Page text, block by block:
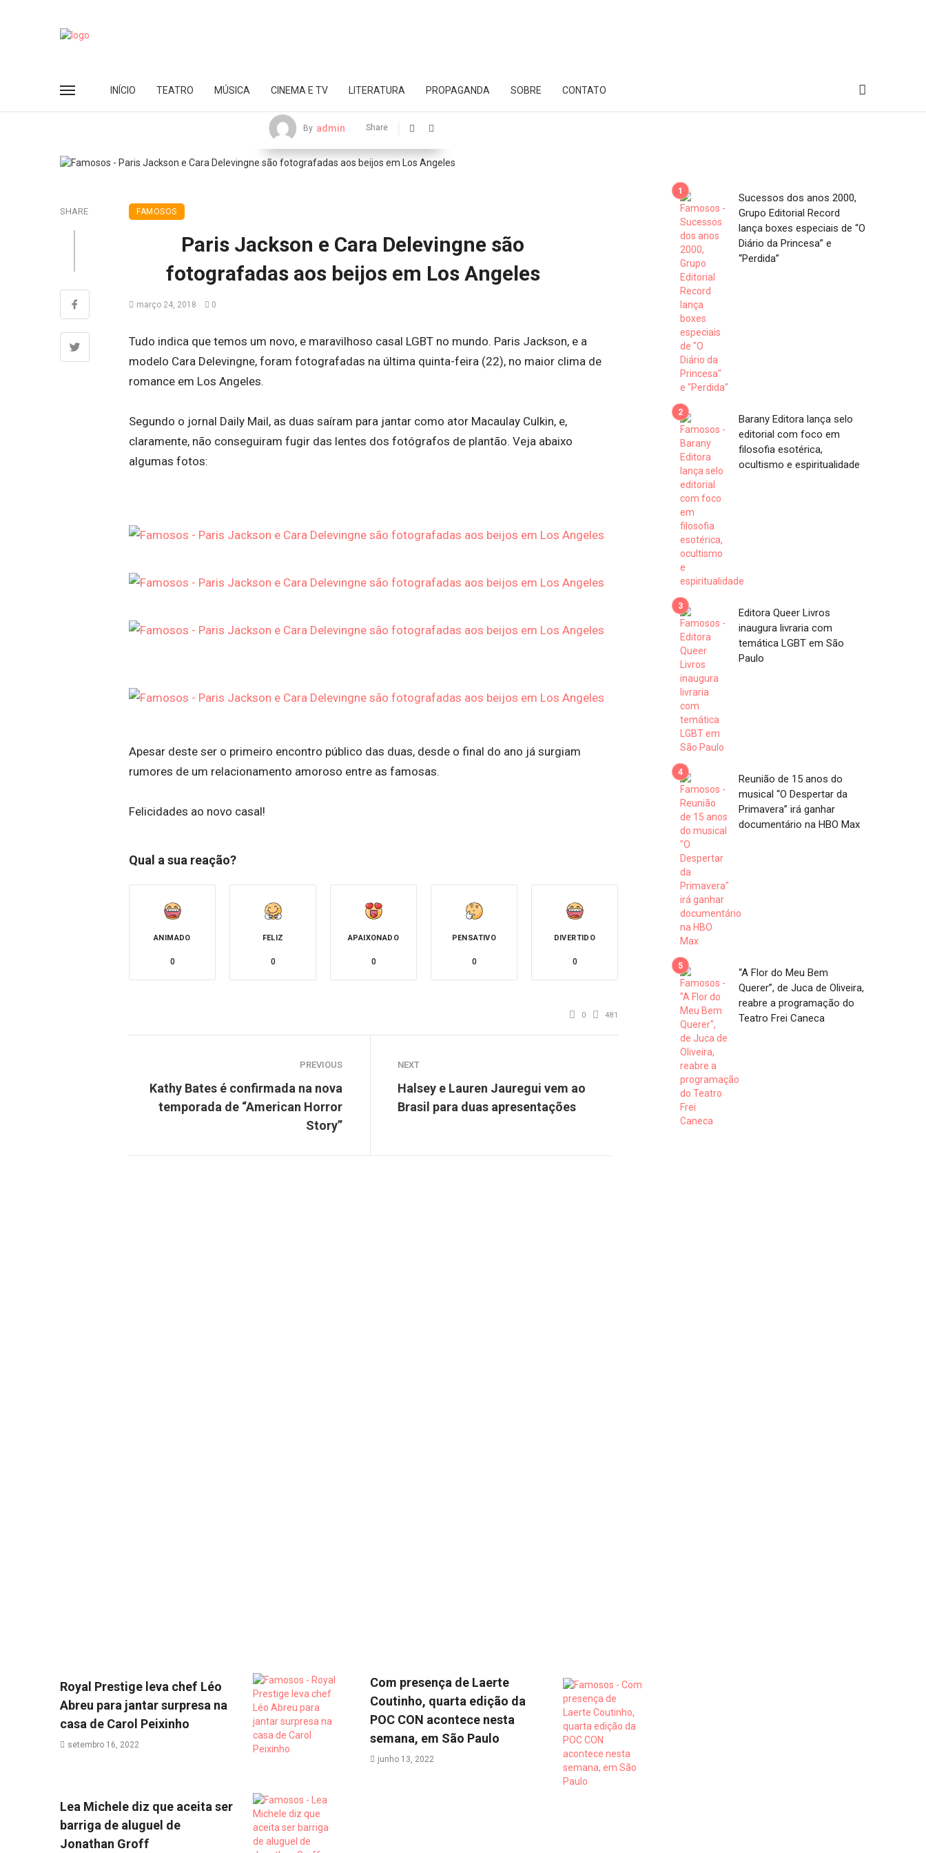
INÍCIO TEATRO MÚSICA CINEMA E TV LITERATURA PROPAGANDA SOBRE CONTATO
By admin Share
SHARE FAMOSOS
Paris Jackson e Cara Delevingne são
fotografadas aos beijos em Los Angeles
março 24, 2018 0
Tudo indica que temos um novo, e maravilhoso casal LGBT no mundo. Paris Jackson, e a
modelo Cara Delevingne, foram fotografadas na última quinta-feira (22), no maior clima de
romance em Los Angeles.
Segundo o jornal Daily Mail, as duas saíram para jantar como ator Macaulay Culkin, e,
claramente, não conseguiram fugir das lentes dos fotógrafos de plantão. Veja abaixo
algumas fotos:
Apesar deste ser o primeiro encontro público das duas, desde o final do ano já surgiam
rumores de um relacionamento amoroso entre as famosas.
Felicidades ao novo casal!
Qual a sua reação?
ANIMADO
0
FELIZ
0
APAIXONADO
0
PENSATIVO
0
DIVERTIDO
0
0 481
PREVIOUS
Kathy Bates é confirmada na nova
temporada de “American Horror
Story”
NEXT
Halsey e Lauren Jauregui vem ao
Brasil para duas apresentações
Royal Prestige leva chef Léo
Abreu para jantar surpresa na
casa de Carol Peixinho
setembro 16, 2022
Com presença de Laerte
Coutinho, quarta edição da
POC CON acontece nesta
semana, em São Paulo
junho 13, 2022
Lea Michele diz que aceita ser
barriga de aluguel de
Jonathan Groff
Sucessos dos anos 2000,
Grupo Editorial Record
lança boxes especiais de “O
Diário da Princesa” e
“Perdida”
Barany Editora lança selo
editorial com foco em
filosofia esotérica,
ocultismo e espiritualidade
Editora Queer Livros
inaugura livraria com
temática LGBT em São
Paulo
Reunião de 15 anos do
musical “O Despertar da
Primavera” irá ganhar
documentário na HBO Max
“A Flor do Meu Bem
Querer”, de Juca de Oliveira,
reabre a programação do
Teatro Frei Caneca